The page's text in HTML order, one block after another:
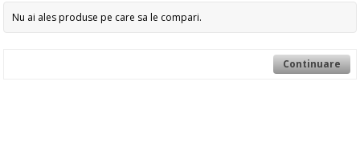
Nu ai ales produse pe care sa le compari.
Continuare